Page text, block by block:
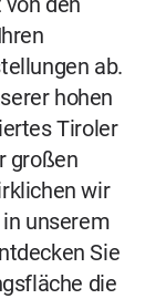
ab.
hohen
Tiroler
großen
wir
unserem
Sie
die